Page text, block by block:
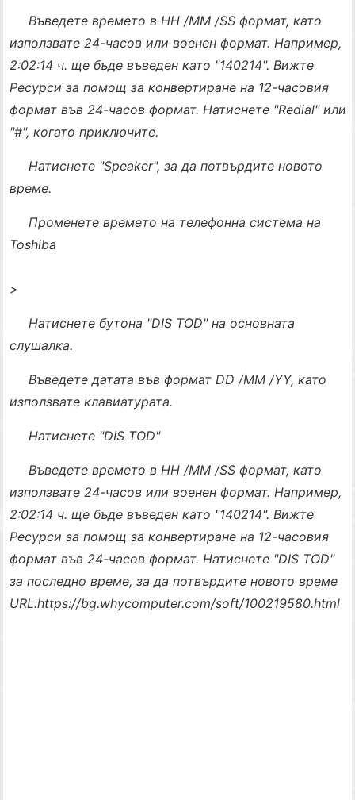
Въведете времето в HH /MM /SS формат, като
използвате 24-часов или военен формат. Например,
2:02:14 ч. ще бъде въведен като "140214". Вижте
Ресурси за помощ за конвертиране на 12-часовия
формат във 24-часов формат. Натиснете "Redial" или
"#", когато приключите.
Натиснете "Speaker", за да потвърдите новото
време.
Променете времето на телефонна система на
Toshiba
>
Натиснете бутона "DIS TOD" на основната
слушалка.
Въведете датата във формат DD /MM /YY, като
използвате клавиатурата.
Натиснете "DIS TOD"
Въведете времето в HH /MM /SS формат, като
използвате 24-часов или военен формат. Например,
2:02:14 ч. ще бъде въведен като "140214". Вижте
Ресурси за помощ за конвертиране на 12-часовия
формат във 24-часов формат. Натиснете "DIS TOD"
за последно време, за да потвърдите новото време
URL:https://bg.whycomputer.com/soft/100219580.html